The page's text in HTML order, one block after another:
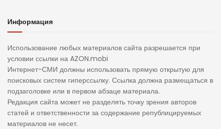
Информация
Использование любых материалов сайта разрешается при
условии ссылки на AZON.mobi
Интернет-СМИ должны использовать прямую открытую для
поисковых систем гиперссылку. Ссылка должна размещаться в
подзаголовке или в первом абзаце материала.
Редакция сайта может не разделять точку зрения авторов
статей и ответственности за содержание републицируемых
материалов не несет.